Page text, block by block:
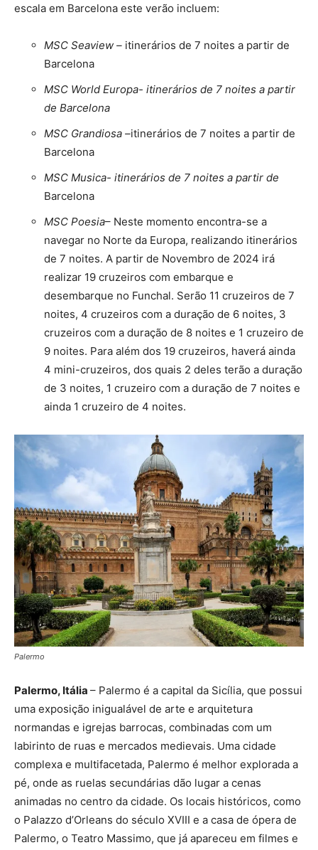
escala em Barcelona este verão incluem:
MSC Seaview – itinerários de 7 noites a partir de
Barcelona
MSC World Europa- itinerários de 7 noites a partir
de Barcelona
MSC Grandiosa –itinerários de 7 noites a partir de
Barcelona
MSC Musica- itinerários de 7 noites a partir de
Barcelona
MSC Poesia– Neste momento encontra-se a
navegar no Norte da Europa, realizando itinerários
de 7 noites. A partir de Novembro de 2024 irá
realizar 19 cruzeiros com embarque e
desembarque no Funchal. Serão 11 cruzeiros de 7
noites, 4 cruzeiros com a duração de 6 noites, 3
cruzeiros com a duração de 8 noites e 1 cruzeiro de
9 noites. Para além dos 19 cruzeiros, haverá ainda
4 mini-cruzeiros, dos quais 2 deles terão a duração
de 3 noites, 1 cruzeiro com a duração de 7 noites e
ainda 1 cruzeiro de 4 noites.
Palermo
Palermo, Itália – Palermo é a capital da Sicília, que possui
uma exposição inigualável de arte e arquitetura
normandas e igrejas barrocas, combinadas com um
labirinto de ruas e mercados medievais. Uma cidade
complexa e multifacetada, Palermo é melhor explorada a
pé, onde as ruelas secundárias dão lugar a cenas
animadas no centro da cidade. Os locais históricos, como
o Palazzo d’Orleans do século XVIII e a casa de ópera de
Palermo, o Teatro Massimo, que já apareceu em filmes e